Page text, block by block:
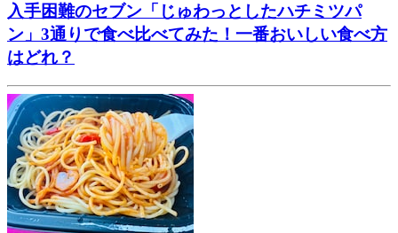
入手困難のセブン「じゅわっとしたハチミツパ
ン」3通りで食べ比べてみた！一番おいしい食べ方
はどれ？